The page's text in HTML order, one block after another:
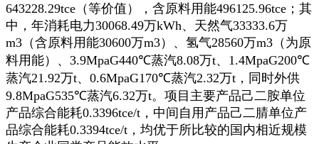
643228.29tce（等价值），含原料用能496125.96tce；其
中，年消耗电力30068.49万kWh、天然气33333.6万
m3（含原料用能30600万m3）、氢气28560万m3（为原
料用能）、3.9MpaG440℃蒸汽8.08万t、1.4MpaG200℃
蒸汽21.92万t、0.6MpaG170℃蒸汽2.32万t，同时外供
9.8MpaG535℃蒸汽6.32万t。项目主要产品己二胺单位
产品综合能耗0.3396tce/t，中间自用产品己二腈单位产
品综合能耗0.3394tce/t，均优于所比较的国内相近规模